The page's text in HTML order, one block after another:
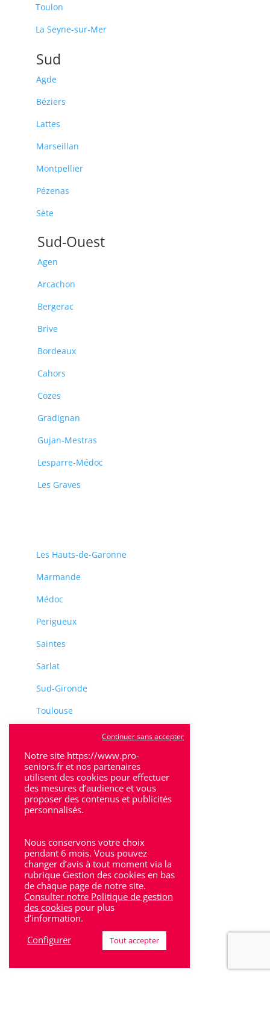
Toulon
La Seyne-sur-Mer
Sud
Agde
Béziers
Lattes
Marseillan
Montpellier
Pézenas
Sète
Sud-Ouest
Agen
Arcachon
Bergerac
Brive
Bordeaux
Cahors
Cozes
Gradignan
Gujan-Mestras
Lesparre-Médoc
Les Graves
Les Hauts-de-Garonne
Marmande
Médoc
Perigueux
Saintes
Sarlat
Sud-Gironde
Toulouse
Villeneuve-Sur-Lot
Bron
Lyon
Lyon 6
Villeurbanne
Calluire
Notre site https://www.pro-
seniors.fr et nos partenaires
utilisent des cookies pour effectuer
des mesures d’audience et vous
proposer des contenus et publicités
personnalisés.
Nous conservons votre choix
pendant 6 mois. Vous pouvez
changer d’avis à tout moment via la
rubrique Gestion des cookies en bas
de chaque page de notre site.
Consulter notre Politique de gestion
des cookies pour plus
d’information.
Configurer
Continuer sans accepter
Tout accepter